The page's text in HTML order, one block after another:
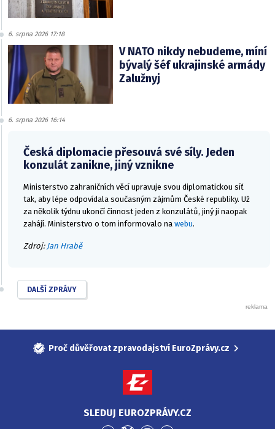
6. srpna 2026 17:18
V NATO nikdy nebudeme, míní
bývalý šéf ukrajinské armády
Zalužnyj
6. srpna 2026 16:14
Česká diplomacie přesouvá své síly. Jeden
konzulát zanikne, jiný vznikne
Ministerstvo zahraničních věcí upravuje svou diplomatickou síť
tak, aby lépe odpovídala současným zájmům České republiky. Už
za několik týdnu ukončí činnost jeden z konzulátů, jiný ji naopak
zahájí. Ministerstvo o tom informovalo na webu.
Zdroj: Jan Hrabě
DALŠÍ ZPRÁVY
Proč důvěřovat zpravodajství EuroZprávy.cz
SLEDUJ EUROZPRÁVY.CZ